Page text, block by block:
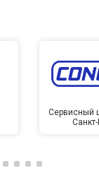
Сервисный